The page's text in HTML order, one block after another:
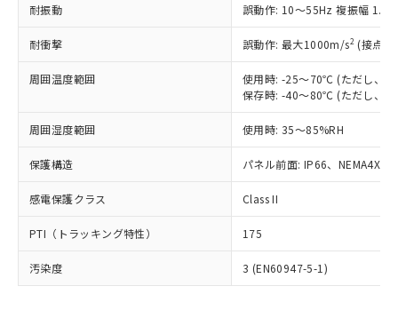
耐振動 誤動作: 10～55Hz 複振幅
耐衝撃 誤動作: 最大1000m/s2 (接点
周囲温度範囲
使用時: -25～70℃ (ただし、氷
保存時: -40～80℃ (ただし、氷
周囲湿度範囲 使用時: 35～85%RH
保護構造 パネル前面: IP66、NEMA4X,
感電保護クラス Class II
PTI（トラッキング特性） 175
汚染度 3 (EN60947-5-1)
覧された時点での実際の在庫および標
準価格とは異なる場合があることをご
正式な納期状況および標準価格はお客
様のお取引先、またはお客様担当のオ
ムロン制御機器販売店・当社販売員に
オムロン制御機器販売店や当社販売拠
販売ネットワーク
」をご確認
在庫状況および標準価格結果を当社の
事前の承諾なく第三者に漏洩または開
示しないようお願いします。
マイパーツ機能（部品リスト作成サー
ビス）をご利用いただくには、I-Web
六価クロム(Cr(Ⅵ)) 1000ppm以下、ポリ臭化ビフェニル
類(PBB) 1000ppm以下、ポリ臭化ジフェニルエーテル類
ルベンジル（BBP） 1000ppm以下、フタル酸ジブチル
（DBP） 1000ppm以下、フタル酸ジイソブチル
但し、RoHS指令で産業用監視および制御機器に対する
適用除外項目は除く。
フタル酸エステル類の４物質については閾値を超える意
図的な使用がないことを確認しています。
部品在庫の切り替え状況などにより、予定
月が前後することがあります。
*中国RoHS10物質の基準値 (GB/T26572)：
Pb(鉛) :1000ppm、 Hg(水銀) : 1000ppm、 Cd(カドミウ
Cr(Ⅵ)(六価クロム) : 1000ppm、 PBBs(ポリ臭化ビフェ
ニル類) : 1000ppm、 PBDEs(ポリ臭化ジフェニルエーテ
ル類) : 1000ppm、
DBP(フタル酸ジブチル) : 1000ppm、 DIBP(フタル酸ジ
イソブチル) : 1000ppm、 BBP(フタル酸ブチルベンジ
DEHP(フタル酸ビス(2-エチルヘキシル)) : 1000ppm
「ｅ」：有害物質（10物質）のすべてが基
準値以下であることを示します。
「10」：通常の使用状況下において有害物
質が外部に漏えいし、環境に深刻な影響を
及ぼさない年数を意味します。
国政府の輸出許可(または役務取引許
可)を取得するなどの必要な手続きを
当社は規制貨物を破棄する場合は、完
全に破砕するなど、違法に輸出されな
いよう必要な手段を講じます。
当社は貴社製品を、核兵器、ミサイ
ル、化学兵器、生物兵器またはその他
武器並びにこれらの製造装置等に一切
当社は、貴社製品を第三者に販売する
場合は、上記1、2および3の内容を当
該第三者に通知します。また当社は、
販売先および販売に係わる関係者が違
法に輸出するおそれがある場合は、取
り引きをいたしません。
一定数以上の在庫あり
一定数には満たないが在庫あり
在庫なし(最新の在庫状況につ
いては、お客様のお取引先、ま
たはお客様担当のオムロン制御
機器販売店・当社販売員にご確
受注生産機種、また在庫状況の
情報を公開していない機種